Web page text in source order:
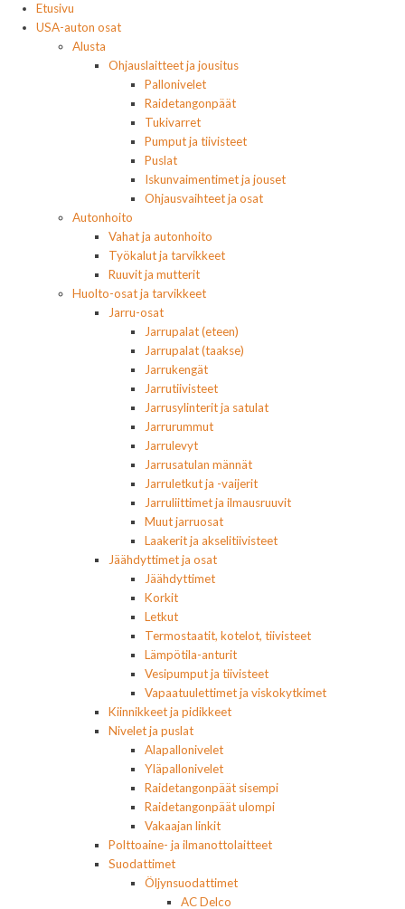
Etusivu
USA-auton osat
Alusta
Ohjauslaitteet ja jousitus
Pallonivelet
Raidetangonpäät
Tukivarret
Pumput ja tiivisteet
Puslat
Iskunvaimentimet ja jouset
Ohjausvaihteet ja osat
Autonhoito
Vahat ja autonhoito
Työkalut ja tarvikkeet
Ruuvit ja mutterit
Huolto-osat ja tarvikkeet
Jarru-osat
Jarrupalat (eteen)
Jarrupalat (taakse)
Jarrukengät
Jarrutiivisteet
Jarrusylinterit ja satulat
Jarrurummut
Jarrulevyt
Jarrusatulan männät
Jarruletkut ja -vaijerit
Jarruliittimet ja ilmausruuvit
Muut jarruosat
Laakerit ja akselitiivisteet
Jäähdyttimet ja osat
Jäähdyttimet
Korkit
Letkut
Termostaatit, kotelot, tiivisteet
Lämpötila-anturit
Vesipumput ja tiivisteet
Vapaatuulettimet ja viskokytkimet
Kiinnikkeet ja pidikkeet
Nivelet ja puslat
Alapallonivelet
Yläpallonivelet
Raidetangonpäät sisempi
Raidetangonpäät ulompi
Vakaajan linkit
Polttoaine- ja ilmanottolaitteet
Suodattimet
Öljynsuodattimet
AC Delco